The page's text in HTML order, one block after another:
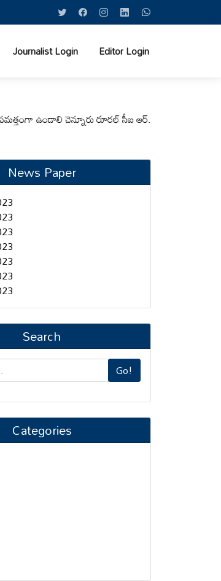
Journalist Login Editor Login
చెన్నూరు రూరల్ సీఐ ఆర్. కృష్ణ మున్సిపల్
News Paper
Search
Go!
Categories